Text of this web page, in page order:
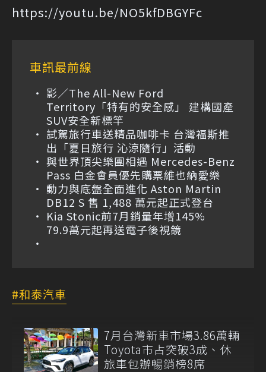
https://youtu.be/NO5kfDBGYFc
車訊最前線
影／The All-New Ford
Territory「特有的安全感」 建構國產
SUV安全新標竿
試駕旅行車送精品咖啡卡 台灣福斯推
出「夏日旅行 沁涼隨行」活動
與世界頂尖樂團相遇 Mercedes-Benz
Pass 白金會員優先購票維也納愛樂
動力與底盤全面進化 Aston Martin
DB12 S 售 1,488 萬元起正式登台
Kia Stonic前7月銷量年增145%
79.9萬元起再送電子後視鏡
和泰汽車
7月台灣新車市場3.86萬輛
Toyota市占突破3成、休
旅車包辦暢銷榜8席